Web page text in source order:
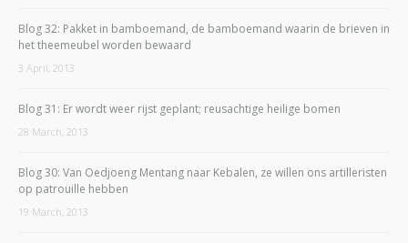
Blog 32: Pakket in bamboemand, de bamboemand waarin de brieven in
het theemeubel worden bewaard
3 April, 2013
Blog 31: Er wordt weer rijst geplant; reusachtige heilige bomen
28 March, 2013
Blog 30: Van Oedjoeng Mentang naar Kebalen, ze willen ons artilleristen
op patrouille hebben
19 March, 2013